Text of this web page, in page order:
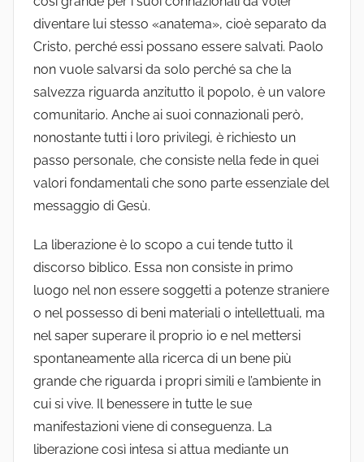
diventare lui stesso «anatema», cioè separato da
Cristo, perché essi possano essere salvati. Paolo
non vuole salvarsi da solo perché sa che la
salvezza riguarda anzitutto il popolo, è un valore
comunitario. Anche ai suoi connazionali però,
nonostante tutti i loro privilegi, è richiesto un
passo personale, che consiste nella fede in quei
valori fondamentali che sono parte essenziale del
messaggio di Gesù.
La liberazione è lo scopo a cui tende tutto il
discorso biblico. Essa non consiste in primo
luogo nel non essere soggetti a potenze straniere
o nel possesso di beni materiali o intellettuali, ma
nel saper superare il proprio io e nel mettersi
spontaneamente alla ricerca di un bene più
grande che riguarda i propri simili e l’ambiente in
cui si vive. Il benessere in tutte le sue
manifestazioni viene di conseguenza. La
liberazione così intesa si attua mediante un